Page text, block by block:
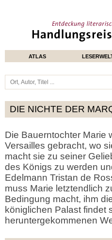
ATLAS
DIE NICHTE DER
Die Bauerntochter Marie
Versailles gebracht, wo
macht sie zu seiner
des Königs zu werden
Edelmann Tristan de
muss Marie letztendlich
Bedingung macht, ihm
königlichen Palast findet
heruntergekommenen